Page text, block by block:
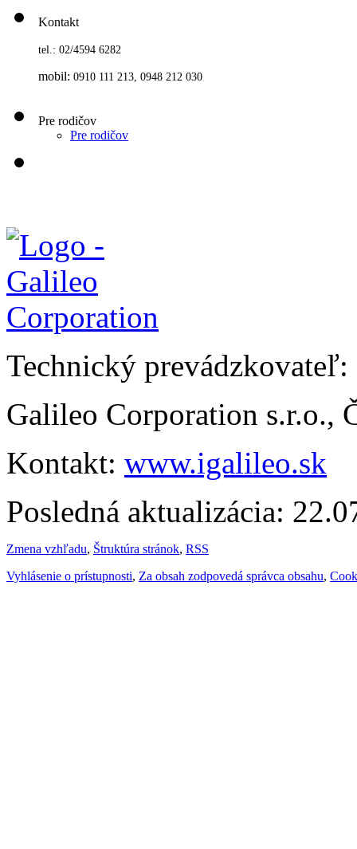
Kontakt
tel.: 02/4594 6282
mobil: 0910 111 213, 0948 212 030
Pre rodičov
Pre rodičov
Technický prevádzkovateľ:
Galileo Corporation s.r.o.,
Kontakt: www.igalileo.sk
Posledná aktualizácia:
Zmena vzhľadu, Štruktúra stránok, RSS
Vyhlásenie o prístupnosti, Za obsah zodpovedá správca obsahu,